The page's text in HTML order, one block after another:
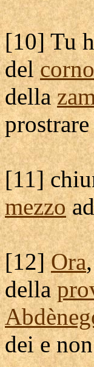
[10] Tu
delcorno
della
prostrare
[11]
mezzo
[12]Ora
della
dei e